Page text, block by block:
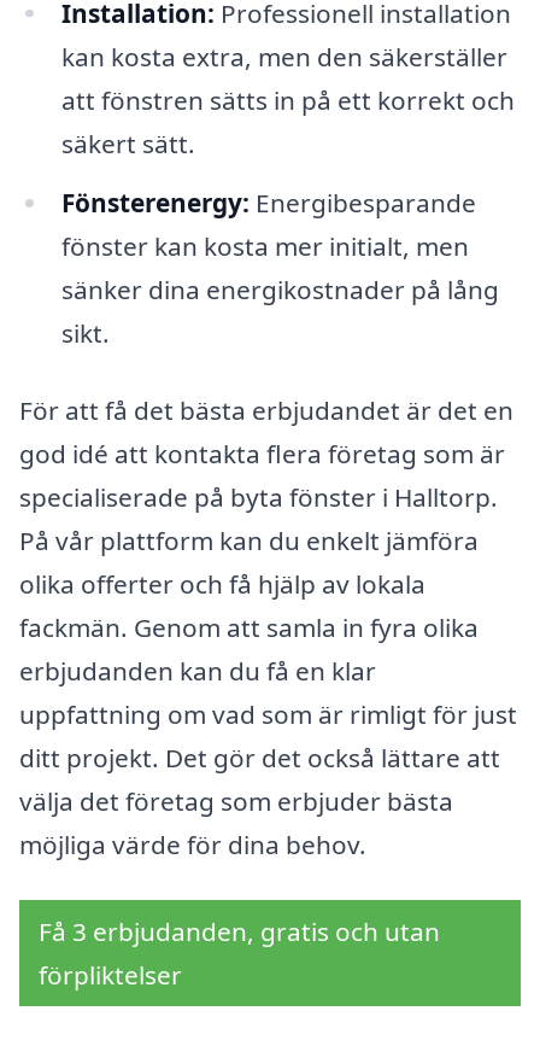
Installation: Professionell installation
kan kosta extra, men den säkerställer
att fönstren sätts in på ett korrekt och
säkert sätt.
Fönsterenergy: Energibesparande
fönster kan kosta mer initialt, men
sänker dina energikostnader på lång
sikt.
För att få det bästa erbjudandet är det en
god idé att kontakta flera företag som är
specialiserade på byta fönster i Halltorp.
På vår plattform kan du enkelt jämföra
olika offerter och få hjälp av lokala
fackmän. Genom att samla in fyra olika
erbjudanden kan du få en klar
uppfattning om vad som är rimligt för just
ditt projekt. Det gör det också lättare att
välja det företag som erbjuder bästa
möjliga värde för dina behov.
Få 3 erbjudanden, gratis och utan
förpliktelser